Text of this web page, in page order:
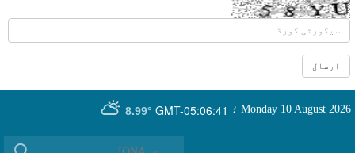
GMT-05:06:41
8.99° Monday 10 August 2026 ؛